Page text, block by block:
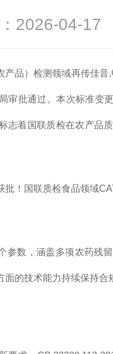
：2026-04-
产品）检测领域再传佳
审批通过。本次标准变
志着国联质检在农产品
参数，涵盖多项农药残
面的技术能力持续保持合